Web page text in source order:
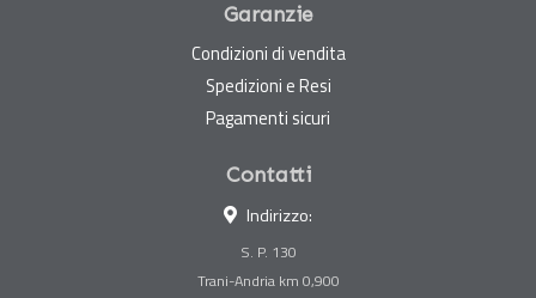
Garanzie
Condizioni di vendita
Spedizioni e Resi
Pagamenti sicuri
Contatti
Indirizzo:
S. P. 130
Trani-Andria km 0,900